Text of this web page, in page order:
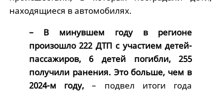
находящиеся в автомобилях.
– В минувшем году в регионе
произошло 222 ДТП с участием детей-
пассажиров, 6 детей погибли, 255
получили ранения. Это больше, чем в
2024-м году,– подвел итоги года